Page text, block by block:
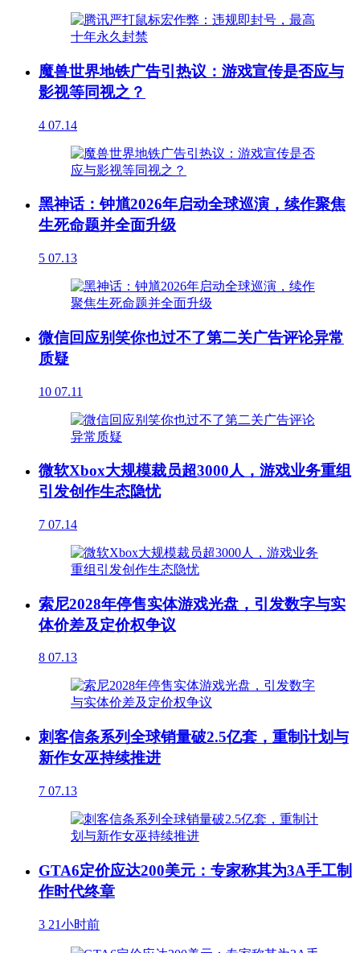
魔兽世界地铁广告引热议：游戏宣传是否应与
影视等同视之？
4 07.14
黑神话：钟馗2026年启动全球巡演，续作聚焦
生死命题并全面升级
5 07.13
微信回应别笑你也过不了第二关广告评论异常
质疑
10 07.11
微软Xbox大规模裁员超3000人，游戏业务重组
引发创作生态隐忧
7 07.14
索尼2028年停售实体游戏光盘，引发数字与实
体价差及定价权争议
8 07.13
刺客信条系列全球销量破2.5亿套，重制计划与
新作女巫持续推进
7 07.13
GTA6定价应达200美元：专家称其为3A手工制
作时代终章
3 21小时前